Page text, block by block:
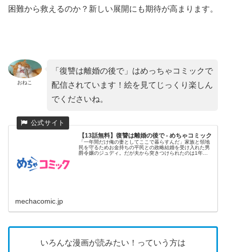
困難から救えるのか？新しい展開にも期待が高まります。
おねこ
「復讐は離婚の後で」はめっちゃコミックで
配信されています！絵を見てじっくり楽しん
でくださいね。
【13話無料】復讐は離婚の後で - めちゃコミック
「一年間だけ俺の妻としてここで暮らすんだ」家族と領地
民を守るためお金持ちの平民との政略結婚を受け入れた男
爵令嬢のジュディ。だが夫から突きつけられたのは1年後
mechacomic.jp
いろんな漫画が読みたい！っていう方は